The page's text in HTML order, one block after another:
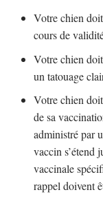
Votre chien
cours de
Votre chien
un tatouage
Votre chien
de sa
administré par
vaccin s’étend
vaccinale
rappel doivent